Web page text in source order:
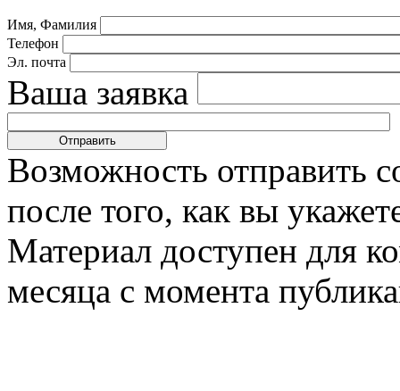
Имя, Фамилия
Телефон
Эл. почта
Ваша заявка
Возможность отправить
после того, как вы
Материал доступен для
месяца с момента